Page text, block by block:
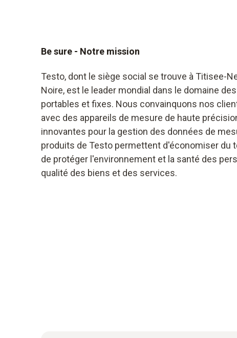
Be sure - Notre mission
Testo, dont le siège social se trouve à Titisee-
Noire, est le leader mondial dans le domaine
portables et fixes. Nous convainquons nos
avec des appareils de mesure de haute
innovantes pour la gestion des données de
produits de Testo permettent d'économiser du
de protéger l'environnement et la santé des
qualité des biens et des services.